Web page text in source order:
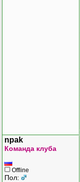
npak
Команда клуба
Offline
Пол: